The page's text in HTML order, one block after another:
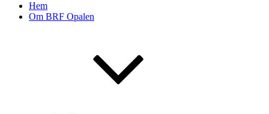
Hem
Om BRF Opalen